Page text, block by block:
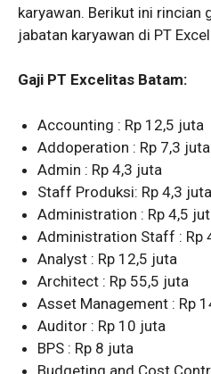
karyawan. Berikut ini rincian
jabatan karyawan di PT
Gaji PT Excelitas Batam:
Accounting : Rp 12,5
Addoperation : Rp 7,3
Admin : Rp 4,3 juta
Staff Produksi: Rp 4,3 juta
Administration : Rp 4,5
Administration Staff :
Analyst : Rp 12,5 juta
Architect : Rp 55,5 juta
Asset Management
Auditor : Rp 10 juta
BPS : Rp 8 juta
Budgeting and Cost